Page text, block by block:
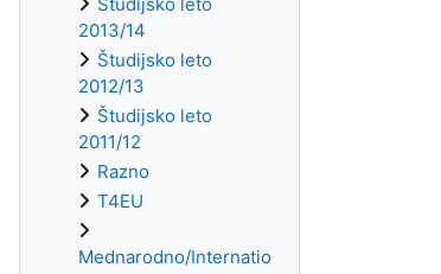
2013/14
Študijsko leto
2012/13
Študijsko leto
2011/12
Razno
T4EU
Mednarodno/Internatio